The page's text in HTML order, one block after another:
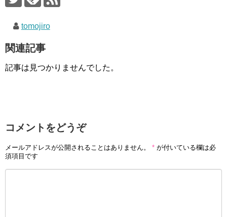
tomojiro
関連記事
記事は見つかりませんでした。
コメントをどうぞ
メールアドレスが公開されることはありません。 * が付いている欄は必
須項目です